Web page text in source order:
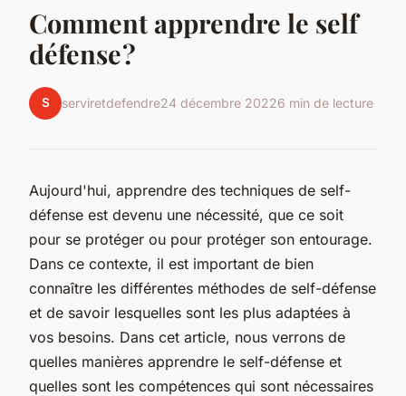
Comment apprendre le self
défense ?
S serviretdefendre24 décembre 20226 min de lecture
Aujourd'hui, apprendre des techniques de self-
défense est devenu une nécessité, que ce soit
pour se protéger ou pour protéger son entourage.
Dans ce contexte, il est important de bien
connaître les différentes méthodes de self-défense
et de savoir lesquelles sont les plus adaptées à
vos besoins. Dans cet article, nous verrons de
quelles manières apprendre le self-défense et
quelles sont les compétences qui sont nécessaires